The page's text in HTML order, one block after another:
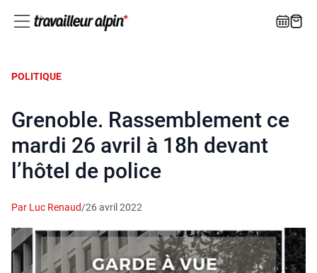
POLITIQUE
Grenoble. Rassemblement ce
mardi 26 avril à 18h devant
l’hôtel de police
Par Luc Renaud/26 avril 2022